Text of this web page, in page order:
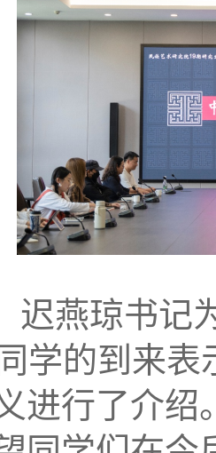
迟燕琼书记
学的到来
进行了介绍